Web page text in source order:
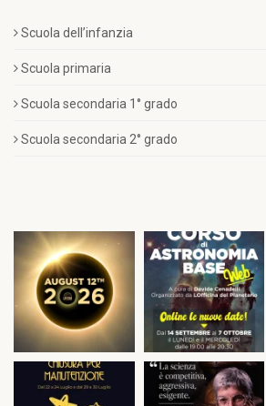
Scuola dell’infanzia
Scuola primaria
Scuola secondaria 1° grado
Scuola secondaria 2° grado